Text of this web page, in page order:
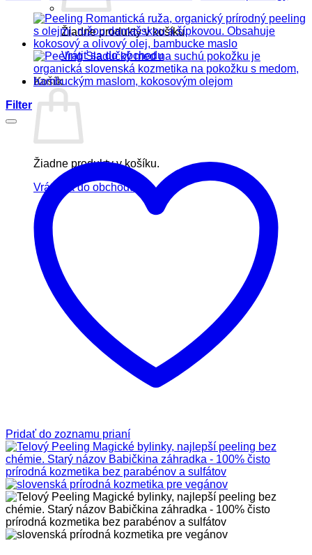
Žiadne produkty v košíku.
Vrátiť sa do obchodu
Košík
Žiadne produkty v košíku.
Vrátiť sa do obchodu
Filter
Pridať do zoznamu prianí